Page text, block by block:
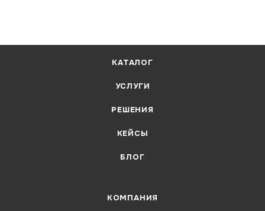
КАТАЛОГ
УСЛУГИ
РЕШЕНИЯ
КЕЙСЫ
БЛОГ
КОМПАНИЯ